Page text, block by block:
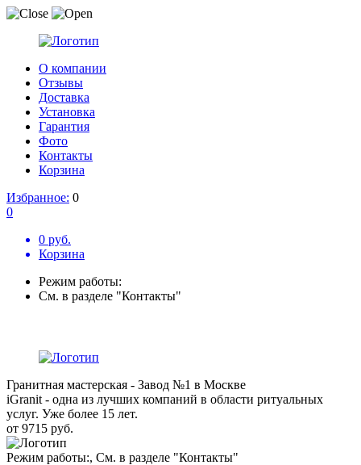
О компании
Отзывы
Доставка
Установка
Гарантия
Фото
Контакты
Корзина
Избранное: 0
0
0 руб.
Корзина
Режим работы:
См. в разделе "Контакты"
Гранитная мастерская - Завод №1 в Москве
iGranit - одна из лучших компаний в области ритуальных
услуг. Уже более 15 лет.
от 9715 руб.
Режим работы:, См. в разделе "Контакты"